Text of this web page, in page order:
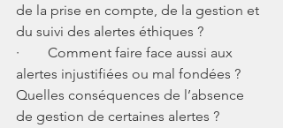
de la prise en compte, de la gestion et
du suivi des alertes éthiques ?
·        Comment faire face aussi aux
alertes injustifiées ou mal fondées ?
Quelles conséquences de l’absence
de gestion de certaines alertes ?